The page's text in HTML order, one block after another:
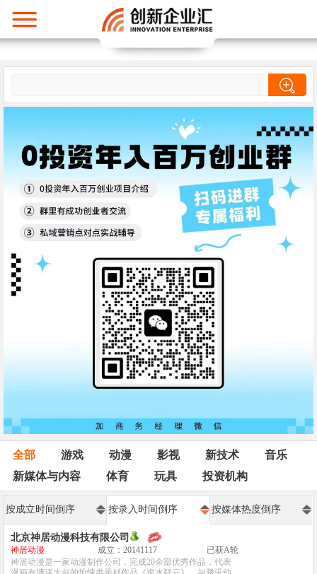
全部 游戏 动漫 影视 新技术
音乐
新媒体与内容
体育 玩具 投资机构
按成立时间倒序 按录入时间倒序 按媒体热度倒序
北京神居动漫科技有限公司
神居动漫 成立：20141117
已获A轮
神居动漫是一家动漫制作公司，完成20余部优秀作品，代表